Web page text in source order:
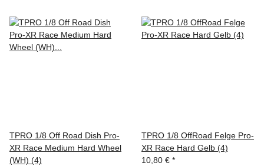
TPRO 1/8 Off Road Dish Pro-
XR Race Medium Hard Wheel
(WH) (4)
TPRO 1/8 OffRoad Felge Pro-
XR Race Hard Gelb (4)
10,80 € *